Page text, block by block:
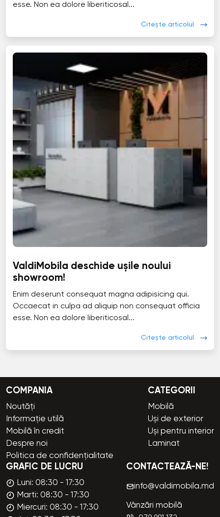
esse. Non ea dolore liberiticosal...
Citește articolul
ValdiMobila deschide ușile noului
showroom!
Enim deserunt consequat magna adipisicing qui.
Occaecat in culpa ad aliquip non consequat officia
esse. Non ea dolore liberiticosal...
Citește articolul
COMPANIA
Noutăți
Informație utilă
Mobilă în credit
Despre noi
Politica de confidențialitate
CATEGORII
Mobilă
Uși de exterior
Uși pentru interior
Laminat
GRAFIC DE LUCRU
Luni: 08:30 - 17:30
Marti: 08:30 - 17:30
Miercuri: 08:30 - 17:30
CONTACTEAZĂ-NE!
info@valdimobila.md
Vânzări mobilă